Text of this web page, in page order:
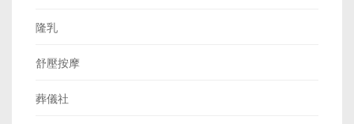
隆乳
舒壓按摩
葬儀社